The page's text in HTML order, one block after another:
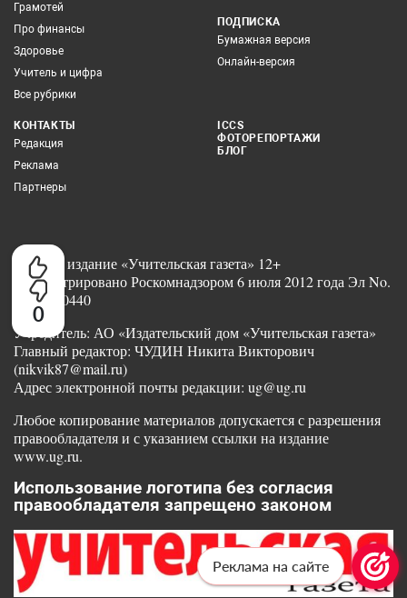
0
Грамотей
Про финансы
Здоровье
Учитель и цифра
Все рубрики
ПОДПИСКА
Бумажная версия
Онлайн-версия
КОНТАКТЫ
Редакция
Реклама
Партнеры
ICCS
ФОТОРЕПОРТАЖИ
БЛОГ
Сетевое издание «Учительская газета» 12+
Зарегистрировано Роскомнадзором 6 июля 2012 года Эл No.
ФС77-50440
Учредитель: АО «Издательский дом «Учительская газета»
Главный редактор: ЧУДИН Никита Викторович
(nikvik87@mail.ru)
Адрес электронной почты редакции: ug@ug.ru
Любое копирование материалов допускается с разрешения
правообладателя и с указанием ссылки на издание
www.ug.ru.
Использование логотипа без согласия
правообладателя запрещено законом
Реклама на сайте